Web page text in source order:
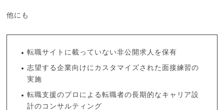
他にも
転職サイトに載っていない非公開求人を保有
志望する企業向けにカスタマイズされた面接練習の
実施
転職支援のプロによる転職者の長期的なキャリア設
計のコンサルティング